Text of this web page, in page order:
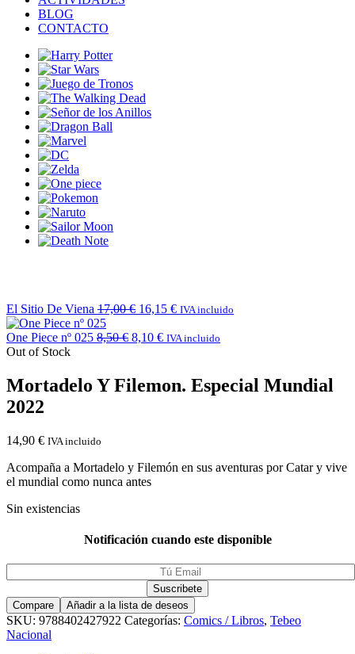
BLOG
CONTACTO
El Sitio De Viena 17,00€ 16,15 € IVA incluido
One Piece nº 025 8,50€ 8,10 € IVA incluido
Out of Stock
Mortadelo Y Filemon. Especial Mundial
2022
14,90 € IVA incluido
Acompaña a Mortadelo y Filemón en sus aventuras por Catar y vive
el mundial como nunca antes
Sin existencias
Notificación cuando este disponible
Compare Añadir a la lista de deseos
SKU: 9788402427922 Categorías: Comics / Libros, Tebeo
Nacional